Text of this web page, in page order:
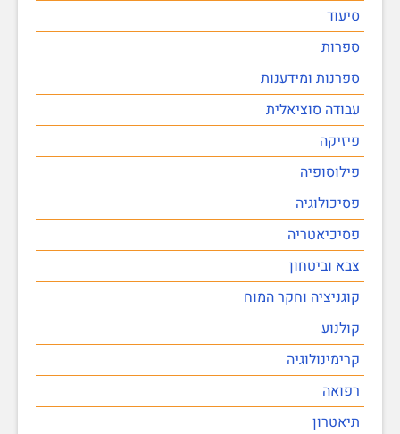
סיעוד
ספרות
ספרנות ומידענות
עבודה סוציאלית
פיזיקה
פילוסופיה
פסיכולוגיה
פסיכיאטריה
צבא וביטחון
קוגניציה וחקר המוח
קולנוע
קרימינולוגיה
רפואה
תיאטרון